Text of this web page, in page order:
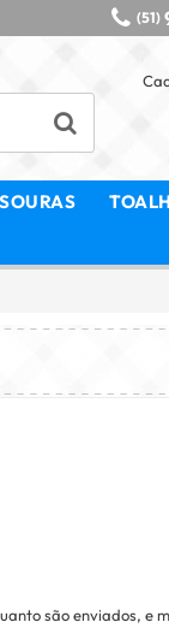
(51)
são enviados, e